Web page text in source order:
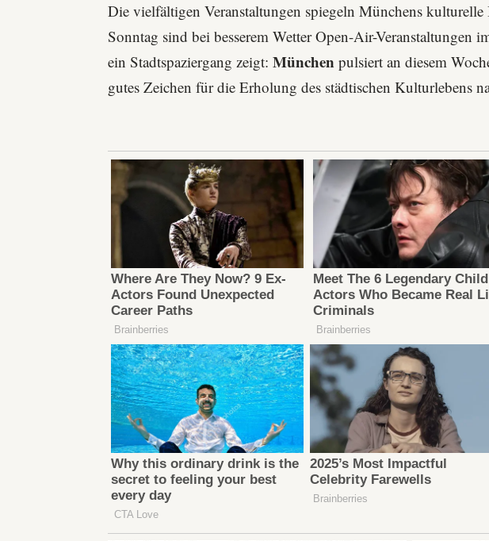
Die vielfältigen Veranstaltungen spiegeln Münchens
Sonntag sind bei besserem Wetter Open-Air-Veranstaltungen
ein Stadtspaziergang zeigt:München pulsiert an diesem
gutes Zeichen für die Erholung des städtischen Kulturlebens